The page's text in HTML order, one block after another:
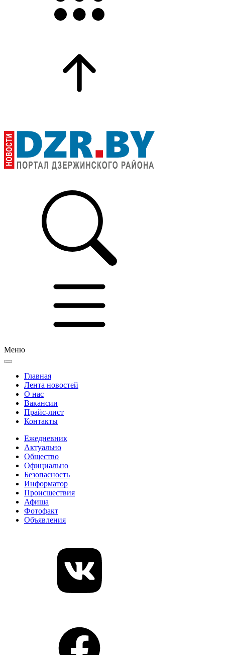
Меню
Главная
Лента новостей
О нас
Вакансии
Прайс-лист
Контакты
Ежедневник
Актуально
Общество
Официально
Безопасность
Информатор
Происшествия
Афиша
Фотофакт
Объявления